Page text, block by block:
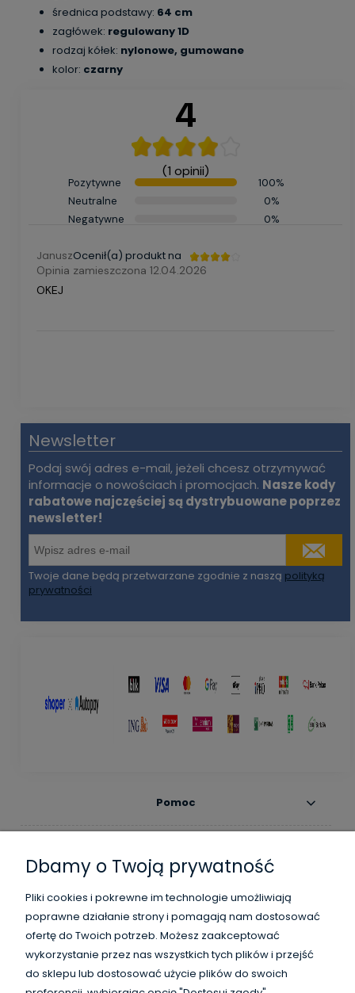
średnica podstawy: 64 cm
zagłówek: regulowany 1D
rodzaj kółek: nylonowe, gumowane
kolor: czarny
4
(1 opinii)
Pozytywne
100%
Neutralne
0%
Negatywne
0%
JanuszOcenił(a) produkt na
Opinia zamieszczona 12.04.2026
OKEJ
Newsletter
Podaj swój adres e-mail, jeżeli chcesz otrzymywać
informacje o nowościach i promocjach. Nasze kody
rabatowe najczęściej są dystrybuowane poprzez
newsletter!
Twoje dane będą przetwarzane zgodnie z naszą polityką
prywatności
Pomoc
Informacje
O nas
Dbamy o Twoją prywatność
Pliki cookies i pokrewne im technologie umożliwiają
poprawne działanie strony i pomagają nam dostosować
ofertę do Twoich potrzeb. Możesz zaakceptować
wykorzystanie przez nas wszystkich tych plików i przejść
do sklepu lub dostosować użycie plików do swoich